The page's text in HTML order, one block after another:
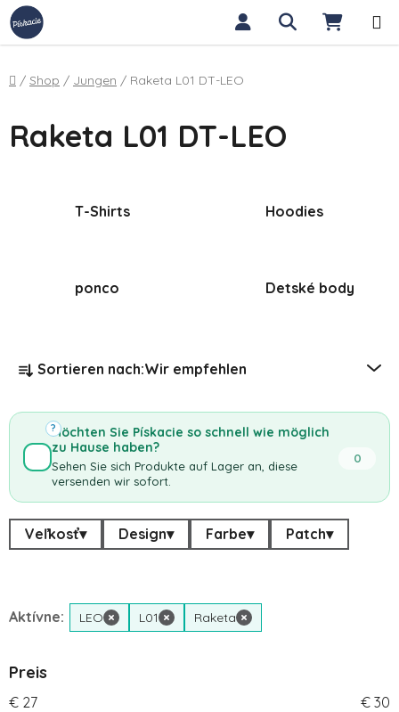
Zum Inhalt springen Suchen
Startseite
/ Shop / Jungen / Raketa L01 DT-LEO
Raketa L01 DT-LEO
T-Shirts Hoodies
ponco Detské body
Sortieren nach:Wir empfehlen
Möchten Sie Pískacie so schnell wie möglich
zu Hause haben?
Sehen Sie sich Produkte auf Lager an, diese
versenden wir sofort.
0
?
Veľkosť▾ Design▾ Farbe▾ Patch▾
Aktívne: LEO × L01 × Raketa ×
Preis
€ 27 € 30